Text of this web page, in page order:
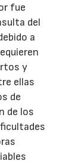
fue
del
a
y
ellas
de
de los